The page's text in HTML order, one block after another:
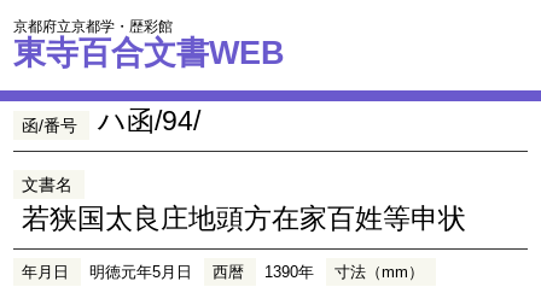
京都府立京都学・歴彩館
東寺百合文書WEB
函/番号 ハ函/94/
文書名
若狭国太良庄地頭方在家百姓等申状
年月日 明徳元年5月日 西暦 1390年
寸法（mm）